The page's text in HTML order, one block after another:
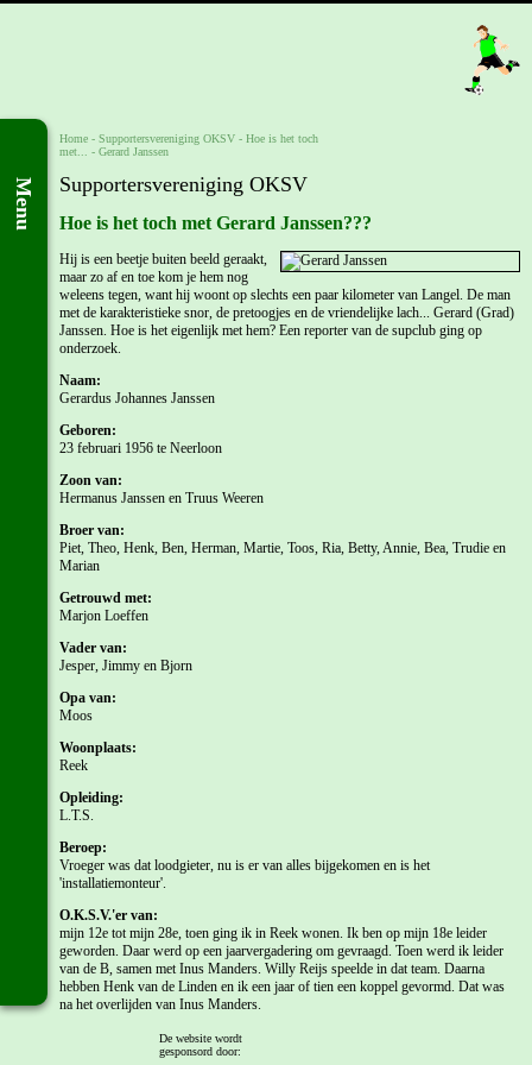
Menu
Home - Supportersvereniging OKSV - Hoe is het toch
met...
- Gerard Janssen
Supportersvereniging OKSV
Hoe is het toch met Gerard Janssen???
Hij is een beetje buiten beeld geraakt,
maar zo af en toe kom je hem nog
weleens tegen, want hij woont op slechts een paar kilometer van Langel. De man
met de karakteristieke snor, de pretoogjes en de vriendelijke lach... Gerard (Grad)
Janssen. Hoe is het eigenlijk met hem? Een reporter van de supclub ging op
onderzoek.
Naam:
Gerardus Johannes Janssen
Geboren:
23 februari 1956 te Neerloon
Zoon van:
Hermanus Janssen en Truus Weeren
Broer van:
Piet, Theo, Henk, Ben, Herman, Martie, Toos, Ria, Betty, Annie, Bea, Trudie en
Marian
Getrouwd met:
Marjon Loeffen
Vader van:
Jesper, Jimmy en Bjorn
Opa van:
Moos
Woonplaats:
Reek
Opleiding:
L.T.S.
Beroep:
Vroeger was dat loodgieter, nu is er van alles bijgekomen en is het
'installatiemonteur'.
O.K.S.V.'er van:
mijn 12e tot mijn 28e, toen ging ik in Reek wonen. Ik ben op mijn 18e leider
geworden. Daar werd op een jaarvergadering om gevraagd. Toen werd ik leider
van de B, samen met Inus Manders. Willy Reijs speelde in dat team. Daarna
hebben Henk van de Linden en ik een jaar of tien een koppel gevormd. Dat was
na het overlijden van Inus Manders.
C, B, A, 2e en 3e. Vroeger waren er geen lagere jeugdteams en begon je op je 12e.
De website wordt
gesponsord door: